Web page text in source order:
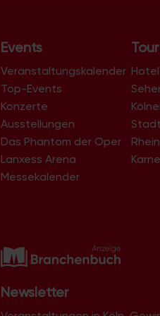
t
u
n
g
-
N
a
a
i
Events
Veranstaltungskalender
Top-Events
Konzerte
Ausstellungen
Das Phantom der Oper
Lanxess Arena
Messekalender
Newsletter